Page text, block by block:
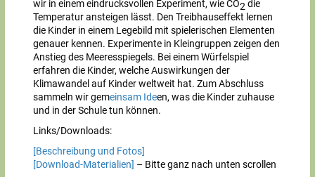
wir in einem eindrucksvollen Experiment, wie CO2 die
Temperatur ansteigen lässt. Den Treibhauseffekt lernen
die Kinder in einem Legebild mit spielerischen Elementen
genauer kennen. Experimente in Kleingruppen zeigen den
Anstieg des Meeresspiegels. Bei einem Würfelspiel
erfahren die Kinder, welche Auswirkungen der
Klimawandel auf Kinder weltweit hat. Zum Abschluss
sammeln wir gemeinsam Ideen, was die Kinder zuhause
und in der Schule tun können.
Links/Downloads:
[Beschreibung und Fotos]
[Download-Materialien] – Bitte ganz nach unten scrollen